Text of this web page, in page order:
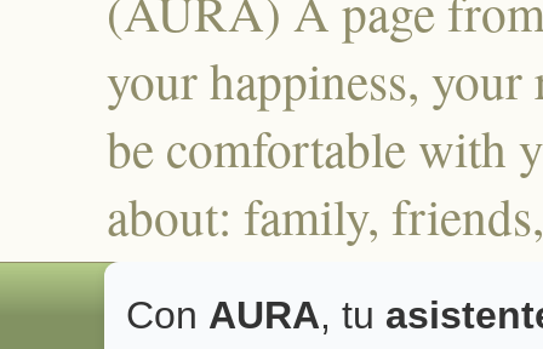
your happiness,
be comfortable with
about: family,
Con AURA, tu